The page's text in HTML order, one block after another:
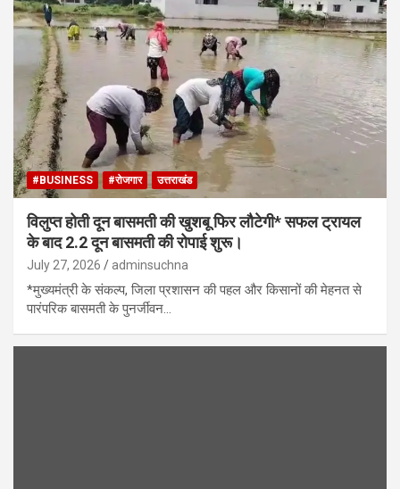
#BUSINESS #रोजगार उत्तराखंड
विलुप्त होती दून बासमती की खुशबू फिर लौटेगी* सफल ट्रायल
के बाद 2.2 दून बासमती की रोपाई शुरू।
July 27, 2026 adminsuchna
*मुख्यमंत्री के संकल्प, जिला प्रशासन की पहल और किसानों की मेहनत से
पारंपरिक बासमती के पुनर्जीवन…